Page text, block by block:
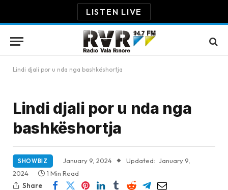
LISTEN LIVE
Lindi djali por u nda nga bashkëshortja
Lindi djali por u nda nga
bashkëshortja
SHOWBIZ January 9, 2024 Updated: January 9,
2024
1 Min Read
Share